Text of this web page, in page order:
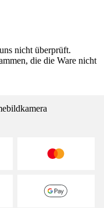
nicht überprüft.
die die Ware nicht